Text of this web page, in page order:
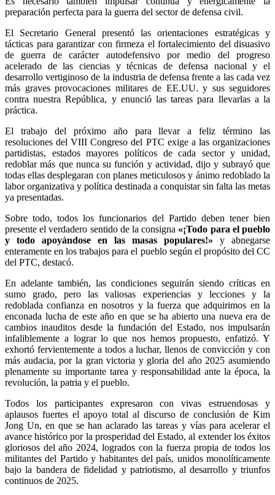
preparación perfecta para la guerra del sector de defensa civil.
El Secretario General presentó las orientaciones estratégicas y
tácticas para garantizar con firmeza el fortalecimiento del disuasivo
de guerra de carácter autodefensivo por medio del progreso
acelerado de las ciencias y técnicas de defensa nacional y el
desarrollo vertiginoso de la industria de defensa frente a las cada vez
más graves provocaciones militares de EE.UU. y sus seguidores
contra nuestra República, y enunció las tareas para llevarlas a la
práctica.
El trabajo del próximo año para llevar a feliz término las
resoluciones del VIII Congreso del PTC exige a las organizaciones
partidistas, estados mayores políticos de cada sector y unidad,
redoblar más que nunca su función y actividad, dijo y subrayó que
todas ellas desplegaran con planes meticulosos y ánimo redoblado la
labor organizativa y política destinada a conquistar sin falta las metas
ya presentadas.
Sobre todo, todos los funcionarios del Partido deben tener bien
presente el verdadero sentido de la consigna «¡Todo para el pueblo
y todo apoyándose en las masas populares!» y abnegarse
enteramente en los trabajos para el pueblo según el propósito del CC
del PTC, destacó.
En adelante también, las condiciones seguirán siendo críticas en
sumo grado, pero las valiosas experiencias y lecciones y la
redoblada confianza en nosotros y la fuerza que adquirimos en la
enconada lucha de este año en que se ha abierto una nueva era de
cambios inauditos desde la fundación del Estado, nos impulsarán
infaliblemente a lograr lo que nos hemos propuesto, enfatizó. Y
exhortó fervientemente a todos a luchar, llenos de convicción y con
más audacia, por la gran victoria y gloria del año 2025 asumiendo
plenamente su importante tarea y responsabilidad ante la época, la
revolución, la patria y el pueblo.
Todos los participantes expresaron con vivas estruendosas y
aplausos fuertes el apoyo total al discurso de conclusión de Kim
Jong Un, en que se han aclarado las tareas y vías para acelerar el
avance histórico por la prosperidad del Estado, al extender los éxitos
gloriosos del año 2024, logrados con la fuerza propia de todos los
militantes del Partido y habitantes del país, unidos monolíticamente
bajo la bandera de fidelidad y patriotismo, al desarrollo y triunfos
continuos de 2025.